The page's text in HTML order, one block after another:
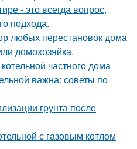
- это всегда вопрос,
подхода.
любых перестановок дома
домохозяйка.
частного дома
важна: советы по
грунта после
с газовым котлом